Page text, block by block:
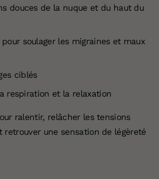
douces de la nuque et du haut du
soulager les migraines et maux
ciblés
respiration et la relaxation
ralentir, relâcher les tensions
retrouver une sensation de légèreté